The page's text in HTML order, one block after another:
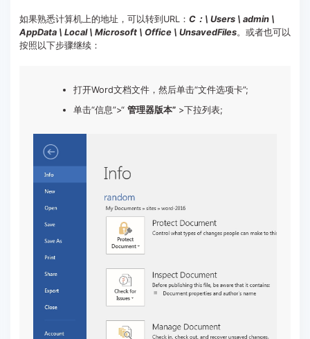
如果熟悉计算机上的地址，可以转到URL： C：\ Users \ admin \
AppData \ Local \ Microsoft \ Office \ UnsavedFiles。或者也可以
按照以下步骤继续：
打开Word文档文件，然后单击“文件选项卡”;
单击“信息”>“ 管理器版本”>下拉列表;